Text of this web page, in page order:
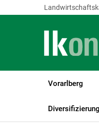
Vorarlberg
Diversifizierung
LK Vorarlberg